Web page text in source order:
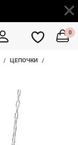
0
/ ЦЕПОЧКИ
/